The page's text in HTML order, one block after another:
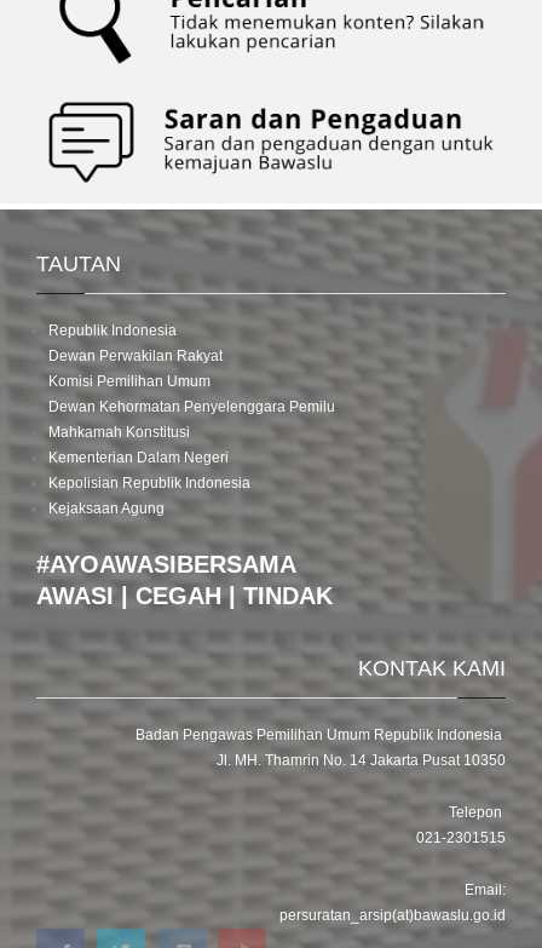
TAUTAN
Republik Indonesia
Dewan Perwakilan Rakyat
Komisi Pemilihan Umum
Dewan Kehormatan Penyelenggara Pemilu
Mahkamah Konstitusi
Kementerian Dalam Negeri
Kepolisian Republik Indonesia
Kejaksaan Agung
#AYOAWASIBERSAMA
AWASI | CEGAH | TINDAK
KONTAK KAMI
Badan Pengawas Pemilihan Umum Republik Indonesia
Jl. MH. Thamrin No. 14 Jakarta Pusat 10350
Telepon
021-2301515
Email:
persuratan_arsip(at)bawaslu.go.id